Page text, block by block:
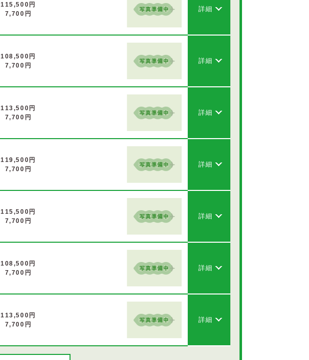
115,500円
7,700円
詳細
108,500円
7,700円
詳細
113,500円
7,700円
詳細
119,500円
7,700円
詳細
115,500円
7,700円
詳細
108,500円
7,700円
詳細
113,500円
7,700円
詳細